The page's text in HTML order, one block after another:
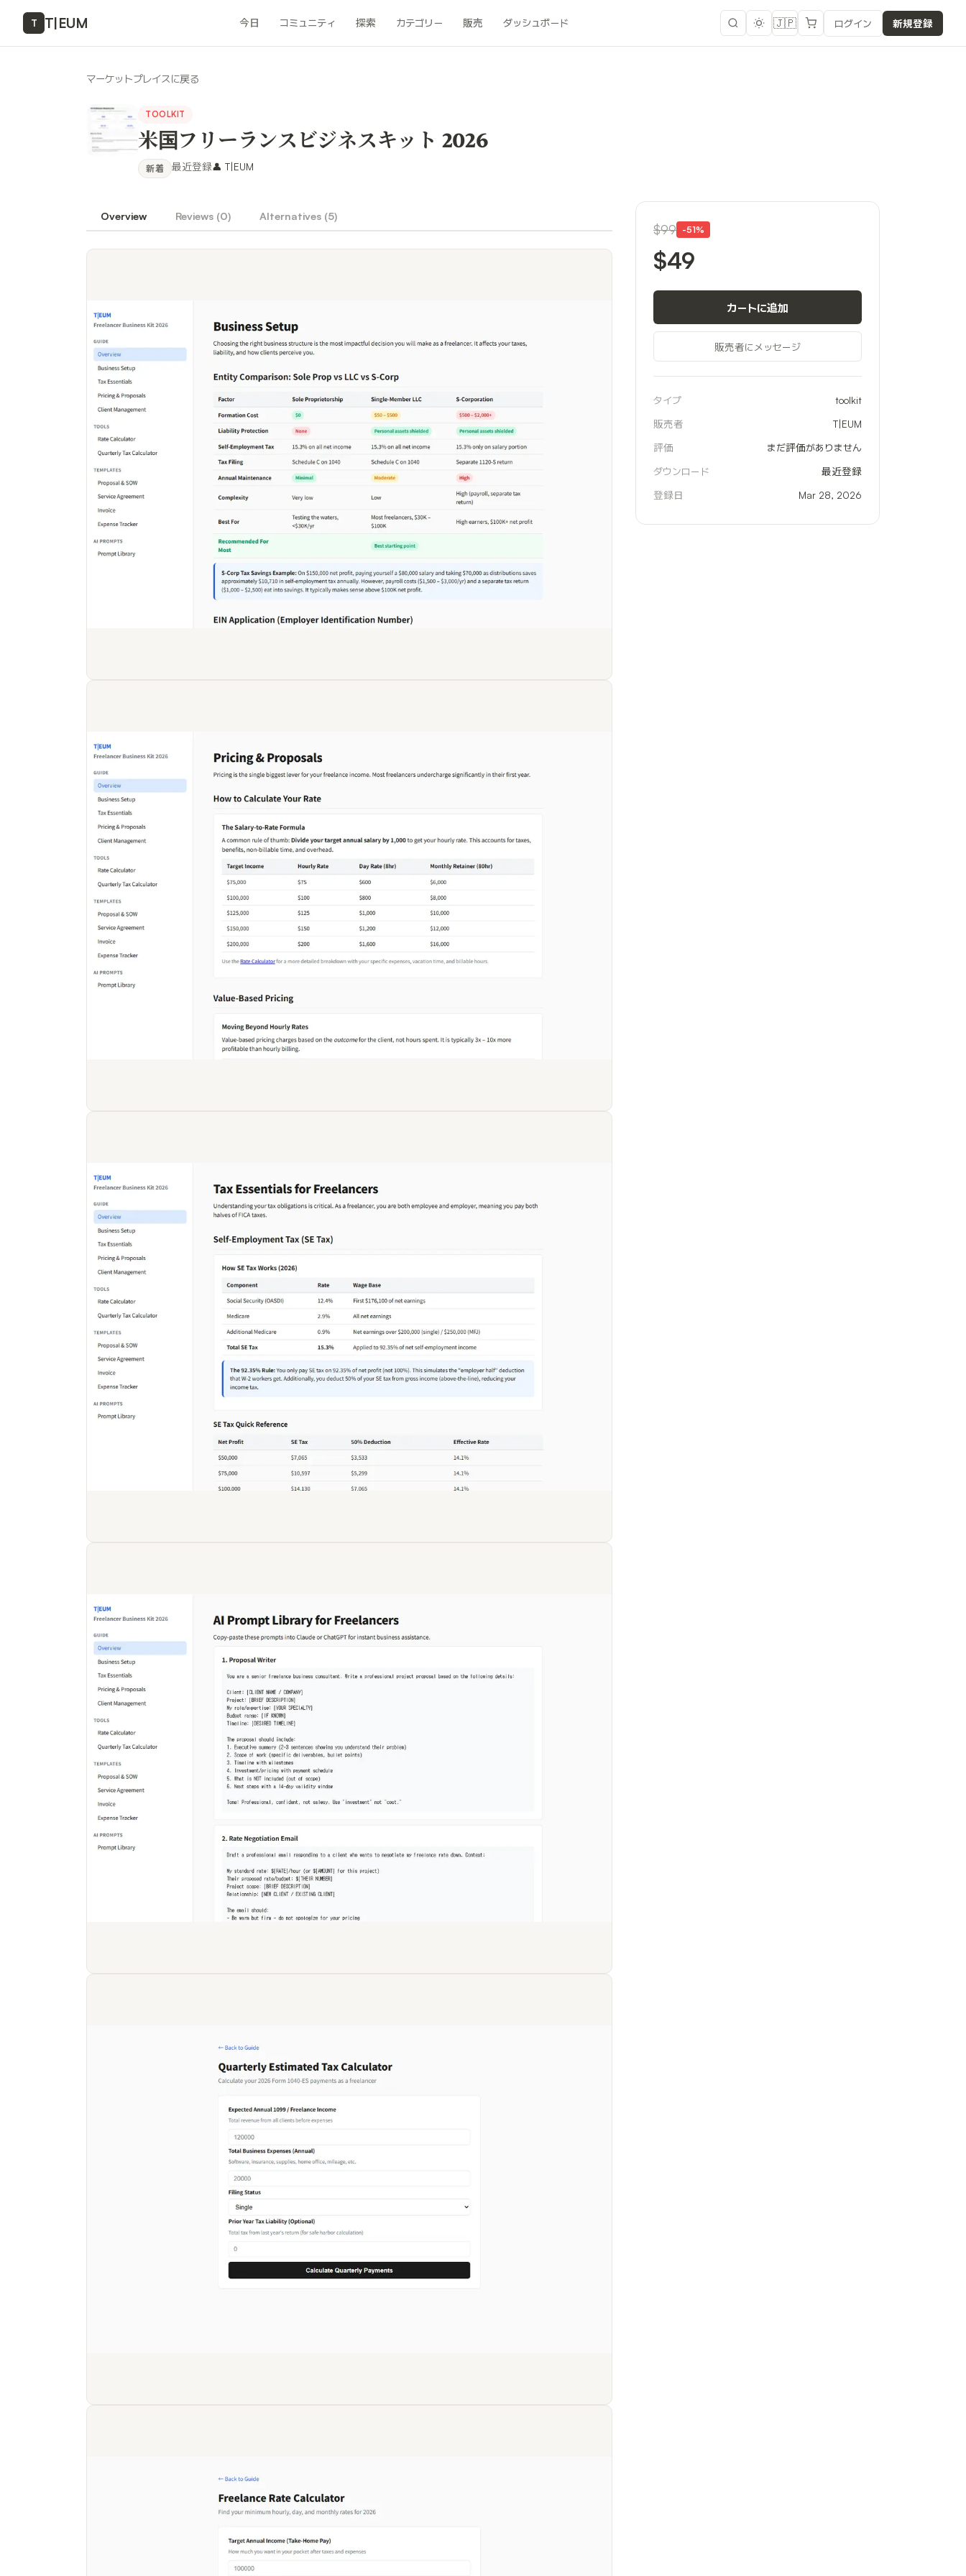
T T|EUM 今日 コミュニティ 探索 カテゴリー 販売 ダッシュボード 🇯🇵 ログイン 新規登録
マーケットプレイスに戻る
TOOLKIT
米国フリーランスビジネスキット 2026
新着 最近登録👤T|EUM
Overview Reviews (0) Alternatives (5)
$99 -51%
$49
カートに追加
販売者にメッセージ
タイプ
toolkit
販売者
T|EUM
評価
まだ評価がありません
ダウンロード
最近登録
登録日
Mar 28, 2026